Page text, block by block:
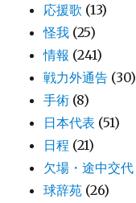
応援歌 (13)
怪我 (25)
情報 (241)
戦力外通告 (30)
手術 (8)
日本代表 (51)
日程 (21)
欠場・途中交代
球辞苑 (26)